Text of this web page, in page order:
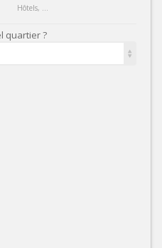
Hôtels, ...
quartier ?